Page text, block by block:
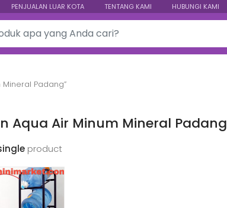
PENJUALAN LUAR KOTA TENTANG KAMI HUBUNGI KAMI
Padang”
Aqua Air Minum Mineral Padang
product